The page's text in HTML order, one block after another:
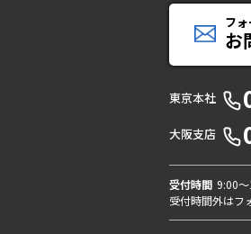
フ
お
東京本社
大阪支店
受付時間 9:00
受付時間外はフ